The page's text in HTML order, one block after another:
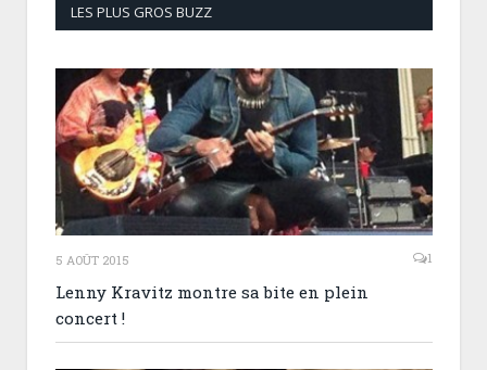
LES PLUS GROS BUZZ
5 AOÛT 2015 1
Lenny Kravitz montre sa bite en plein
concert !